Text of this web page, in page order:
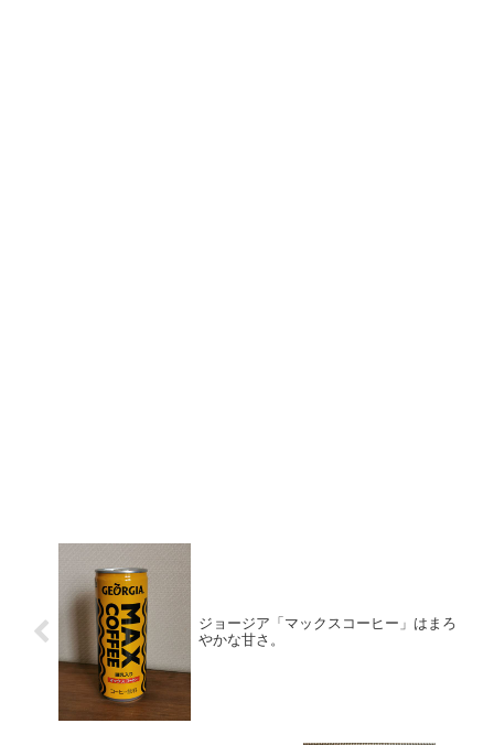
ジョージア「マックスコーヒー」はまろ
やかな甘さ。